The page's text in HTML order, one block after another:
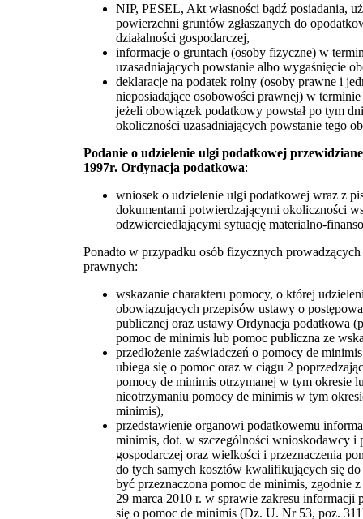
NIP, PESEL, Akt własności bądź posiadania,
powierzchni gruntów zgłaszanych do
działalności gospodarczej,
informacje o gruntach (osoby fizyczne) w
uzasadniających powstanie albo wygaśnięcie
deklaracje na podatek rolny (osoby prawne i
nieposiadające osobowości prawnej) w
jeżeli obowiązek podatkowy powstał po tym
okoliczności uzasadniających powstanie tego
Podanie o udzielenie ulgi podatkowej
1997r. Ordynacja podatkowa:
wniosek o udzielenie ulgi podatkowej wraz z
dokumentami potwierdzającymi okoliczności
odzwierciedlającymi sytuację materialno-
Ponadto w przypadku osób fizycznych prowadzących
prawnych:
wskazanie charakteru pomocy, o której
obowiązujących przepisów ustawy o
publicznej oraz ustawy Ordynacja podatkowa
pomoc de minimis lub pomoc publiczna ze
przedłożenie zaświadczeń o pomocy de
ubiega się o pomoc oraz w ciągu 2
pomocy de minimis otrzymanej w tym okresie
nieotrzymaniu pomocy de minimis w tym
minimis),
przedstawienie organowi podatkowemu
minimis, dot. w szczególności wnioskodawcy i
gospodarczej oraz wielkości i przeznaczenia
do tych samych kosztów kwalifikujących się
być przeznaczona pomoc de minimis, zgodnie
29 marca 2010 r. w sprawie zakresu informacji
się o pomoc de minimis (Dz. U. Nr 53, poz.